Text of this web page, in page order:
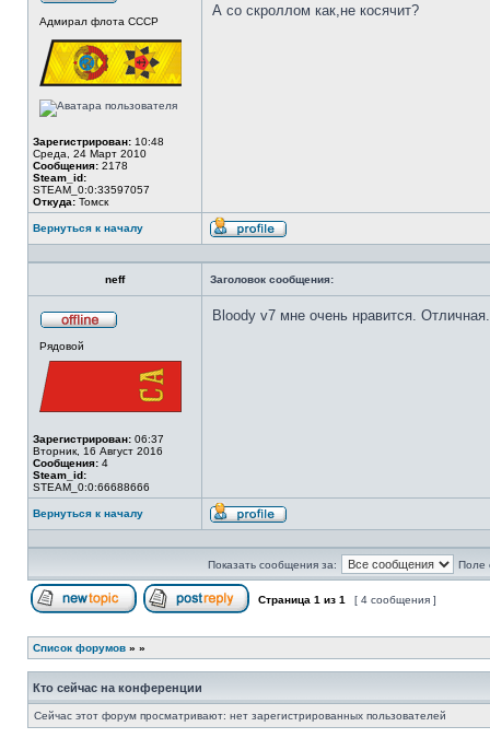
в
Адмирал флота СССР
Зарегистрирован: 10:48
Среда, 24 Март 2010
Сообщения: 2178
Steam_id:
STEAM_0:0:33597057
Откуда: Томск
А со скроллом как,не косячит?
Вернуться к началу
Профиль
neff Заголовок сообщения:
сети
Рядовой
Зарегистрирован: 06:37
Вторник, 16 Август 2016
Сообщения: 4
Steam_id:
STEAM_0:0:66688666
Bloody v7 мне очень нравится.
Вернуться к началу
Профиль
Показать сообщения за: Поле
Страница 1 из 1 [ 4 сообщения ]
Список форумов » »
Кто сейчас на конференции
Сейчас этот форум просматривают: нет зарегистрированных пользователей